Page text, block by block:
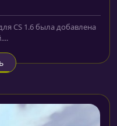
CS 1.6 была добавлена